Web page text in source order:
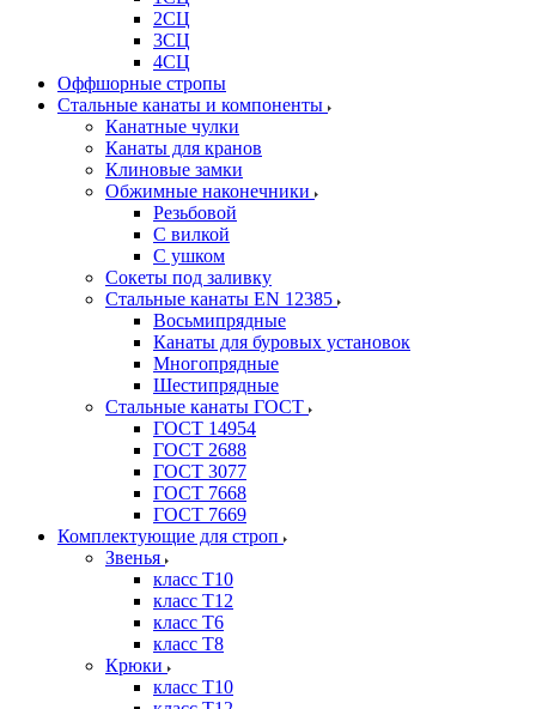
2СЦ
3СЦ
4СЦ
Оффшорные стропы
Стальные канаты и компоненты
Канатные чулки
Канаты для кранов
Клиновые замки
Обжимные наконечники
Резьбовой
С вилкой
С ушком
Сокеты под заливку
Стальные канаты EN 12385
Восьмипрядные
Канаты для буровых установок
Многопрядные
Шестипрядные
Стальные канаты ГОСТ
ГОСТ 14954
ГОСТ 2688
ГОСТ 3077
ГОСТ 7668
ГОСТ 7669
Комплектующие для строп
Звенья
класс Т10
класс Т12
класс Т6
класс Т8
Крюки
класс Т10